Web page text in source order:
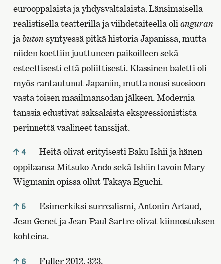
eurooppalaista ja yhdysvaltalaista. Länsimaisella
realistisella teatterilla ja viihdetaiteella oli anguran
ja butonsyntyessä pitkä historia Japanissa, mutta
niiden koettiin juuttuneen paikoilleen sekä
esteettisesti että poliittisesti. Klassinen baletti oli
myös rantautunut Japaniin, mutta nousi suosioon
vasta toisen maailmansodan jälkeen. Modernia
tanssia edustivat saksalaista ekspressionistista
perinnettä vaalineet tanssijat.
4
Heitä olivat erityisesti Baku Ishii ja hänen
oppilaansa Mitsuko Ando sekä Ishiin tavoin Mary
Wigmanin opissa ollut Takaya Eguchi.
5
Esimerkiksi surrealismi, Antonin Artaud,
Jean Genet ja Jean-Paul Sartre olivat kiinnostuksen
kohteina.
6 Fuller 2012, 323.